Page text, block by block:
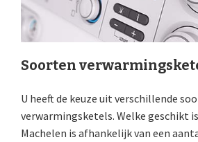
Soorten
U heeft de keuze uit verschillende
verwarmingsketels. Welke geschikt
Machelen is afhankelijk van een